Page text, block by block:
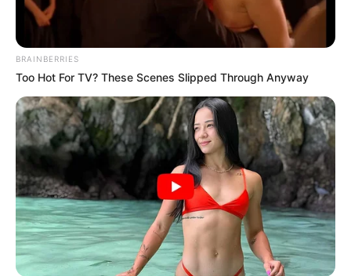
BRAINBERRIES
Too Hot For TV? These Scenes Slipped Through Anyway